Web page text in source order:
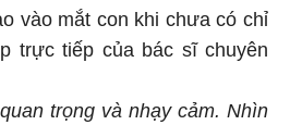
vào mắt con khi chưa có chỉ
trực tiếp của bác sĩ chuyên
trọng và nhạy cảm. Nhìn